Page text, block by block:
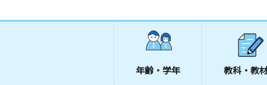
年齢・学年 教科・教